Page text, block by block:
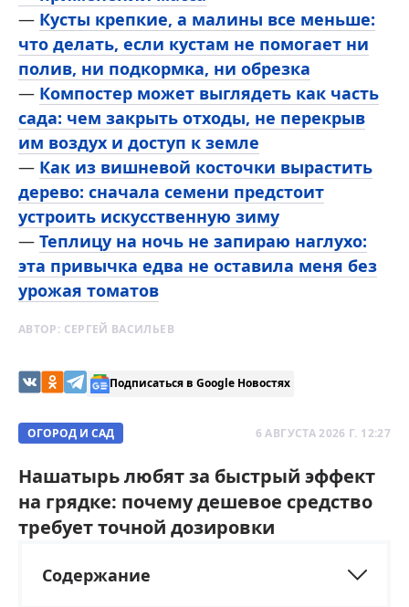
— Кусты крепкие, а малины все меньше:
что делать, если кустам не помогает ни
полив, ни подкормка, ни обрезка
— Компостер может выглядеть как часть
сада: чем закрыть отходы, не перекрыв
им воздух и доступ к земле
— Как из вишневой косточки вырастить
дерево: сначала семени предстоит
устроить искусственную зиму
— Теплицу на ночь не запираю наглухо:
эта привычка едва не оставила меня без
урожая томатов
АВТОР: СЕРГЕЙ ВАСИЛЬЕВ
Подписаться в Google Новостях
ОГОРОД И САД 6 АВГУСТА 2026 Г. 12:27
Нашатырь любят за быстрый эффект
на грядке: почему дешевое средство
требует точной дозировки
Содержание